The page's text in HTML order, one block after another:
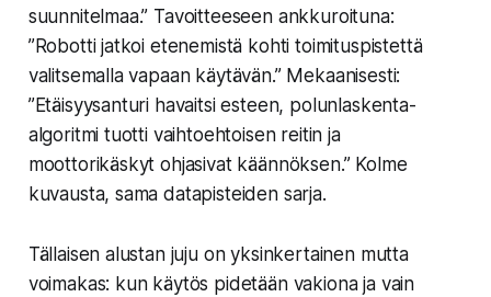
suunnitelmaa.” Tavoitteeseen ankkuroituna:
”Robotti jatkoi etenemistä kohti toimituspistettä
valitsemalla vapaan käytävän.” Mekaanisesti:
”Etäisyysanturi havaitsi esteen, polunlaskenta-
algoritmi tuotti vaihtoehtoisen reitin ja
moottorikäskyt ohjasivat käännöksen.” Kolme
kuvausta, sama datapisteiden sarja.
Tällaisen alustan juju on yksinkertainen mutta
voimakas: kun käytös pidetään vakiona ja vain